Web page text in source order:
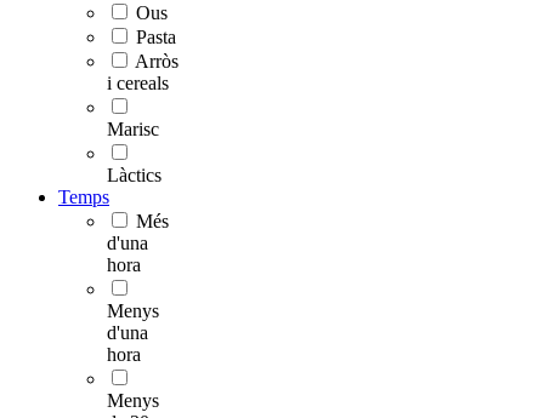
Ous
Pasta
Arròs
i cereals
Marisc
Làctics
Temps
Més
d'una
hora
Menys
d'una
hora
Menys